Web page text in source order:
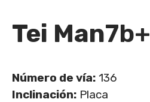
Tei Man7b+
Número de vía: 136
Inclinación: Placa